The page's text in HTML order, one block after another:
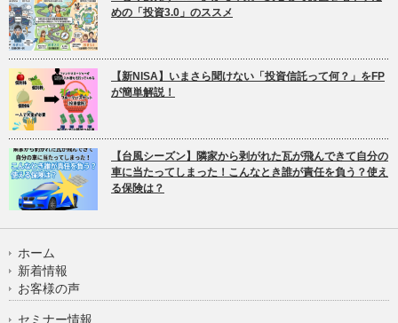
めの「投資3.0」のススメ
【新NISA】いまさら聞けない「投資信託って何？」をFP
が簡単解説！
【台風シーズン】隣家から剥がれた瓦が飛んできて自分の
車に当たってしまった！こんなとき誰が責任を負う？使え
る保険は？
ホーム
新着情報
お客様の声
セミナー情報